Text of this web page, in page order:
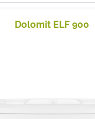
Dolomit ELF 900